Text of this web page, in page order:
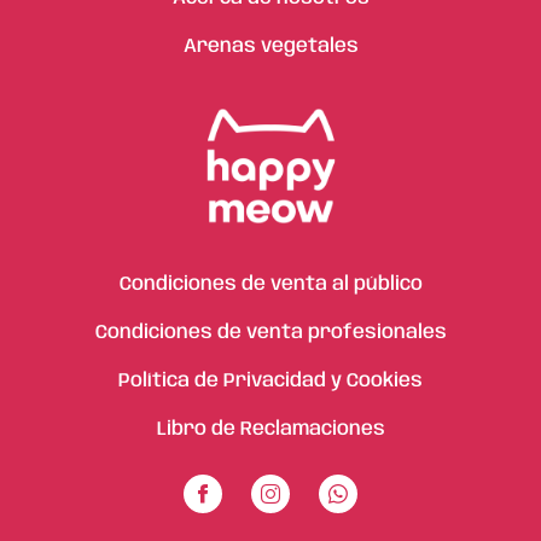
Arenas vegetales
Condiciones de venta al público
Condiciones de venta profesionales
Política de Privacidad y Cookies
Libro de Reclamaciones